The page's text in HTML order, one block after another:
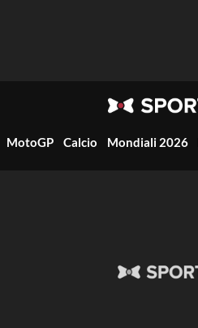
MotoGP Calcio Mondiali 2026